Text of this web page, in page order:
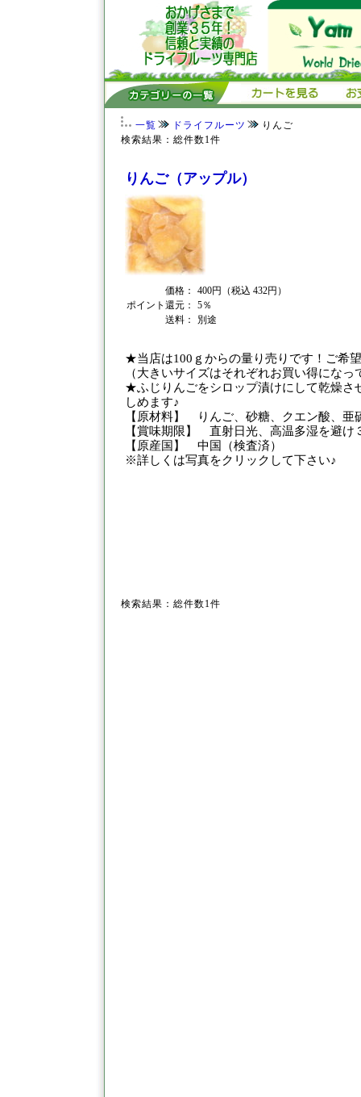
一覧 ドライフルーツ
りんご
検索結果：総件数1件
りんご（アップル）
価格：
400円（税込 432円）
ポイント還元：
5％
送料：
別途
★当店は100ｇからの量り売りです！ご希
（大きいサイズはそれぞれお買い得になっ
★ふじりんごをシロップ漬けにして乾燥さ
しめます♪
【原材料】 りんご、砂糖、クエン酸、亜
【賞味期限】 直射日光、高温多湿を避け
【原産国】 中国（検査済）
※詳しくは写真をクリックして下さい♪
検索結果：総件数1件